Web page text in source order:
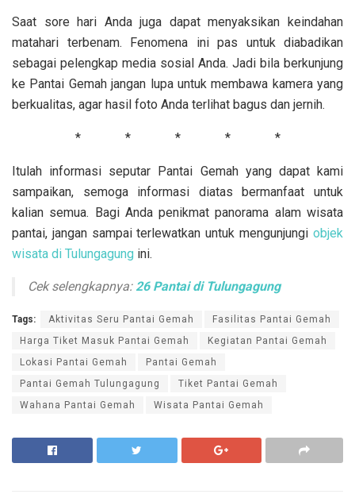
Saat sore hari Anda juga dapat menyaksikan keindahan
matahari terbenam. Fenomena ini pas untuk diabadikan
sebagai pelengkap media sosial Anda. Jadi bila berkunjung
ke Pantai Gemah jangan lupa untuk membawa kamera yang
berkualitas, agar hasil foto Anda terlihat bagus dan jernih.
* * * * *
Itulah informasi seputar Pantai Gemah yang dapat kami
sampaikan, semoga informasi diatas bermanfaat untuk
kalian semua. Bagi Anda penikmat panorama alam wisata
pantai, jangan sampai terlewatkan untuk mengunjungi objek
wisata di Tulungagung ini.
Cek selengkapnya: 26 Pantai di Tulungagung
Tags: Aktivitas Seru Pantai Gemah
Fasilitas Pantai Gemah
Harga Tiket Masuk Pantai Gemah
Kegiatan Pantai Gemah
Lokasi Pantai Gemah
Pantai Gemah
Pantai Gemah Tulungagung
Tiket Pantai Gemah
Wahana Pantai Gemah
Wisata Pantai Gemah